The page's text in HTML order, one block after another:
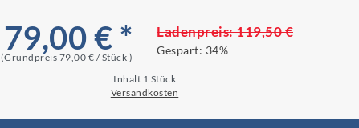
79,00 € *
(Grundpreis 79,00 € / Stück )
Ladenpreis:119,50 €
Gespart: 34%
Inhalt 1 Stück
Versandkosten